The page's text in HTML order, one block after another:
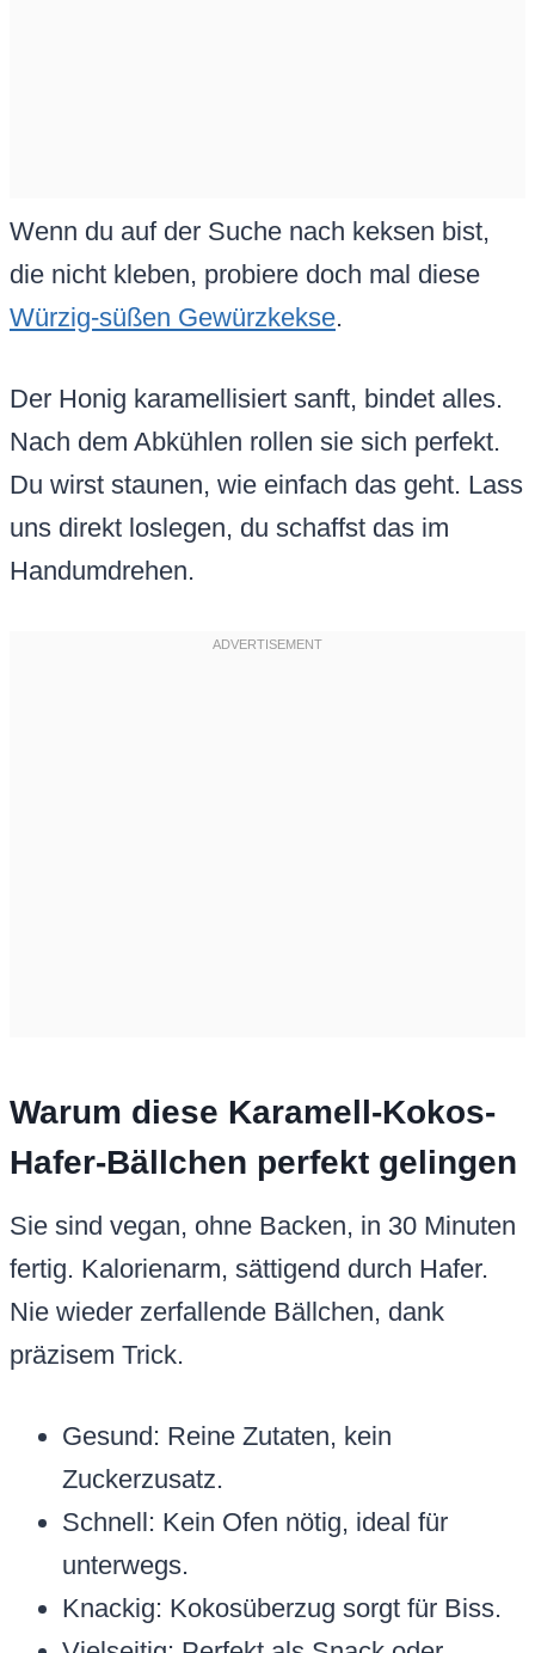
Wenn du auf der Suche nach keksen bist,
die nicht kleben, probiere doch mal diese
Würzig-süßen Gewürzkekse.
Der Honig karamellisiert sanft, bindet alles.
Nach dem Abkühlen rollen sie sich perfekt.
Du wirst staunen, wie einfach das geht. Lass
uns direkt loslegen, du schaffst das im
Handumdrehen.
Warum diese Karamell-Kokos-
Hafer-Bällchen perfekt gelingen
Sie sind vegan, ohne Backen, in 30 Minuten
fertig. Kalorienarm, sättigend durch Hafer.
Nie wieder zerfallende Bällchen, dank
präzisem Trick.
Gesund: Reine Zutaten, kein
Zuckerzusatz.
Schnell: Kein Ofen nötig, ideal für
unterwegs.
Knackig: Kokosüberzug sorgt für Biss.